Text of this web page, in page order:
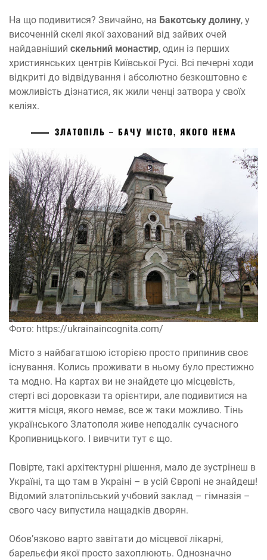
На що подивитися? Звичайно, на Бакотську долину, у
височенній скелі якої захований від зайвих очей
найдавніший скельний монастир, один із перших
християнських центрів Київської Русі. Всі печерні ходи
відкриті до відвідування і абсолютно безкоштовно є
можливість дізнатися, як жили ченці затвора у своїх
келіях.
ЗЛАТОПІЛЬ – БАЧУ МІСТО, ЯКОГО НЕМА
Фото: https://ukrainaincognita.com/
Місто з найбагатшою історією просто припинив своє
існування. Колись проживати в ньому було престижно
та модно. На картах ви не знайдете цю місцевість,
стерті всі доровкази та орієнтири, але подивитися на
життя місця, якого немає, все ж таки можливо. Тінь
українського Златополя живе неподалік сучасного
Кропивницького. І вивчити тут є що.
Повірте, такі архітектурні рішення, мало де зустрінеш в
Україні, та що там в Украіні – в усій Європі не знайдеш!
Відомий златопільський учбовий заклад – гімназія –
свого часу випустила нащадків дворян.
Обов’язково варто завітати до місцевої лікарні,
барельєфи якої просто захоплюють. Однозначно